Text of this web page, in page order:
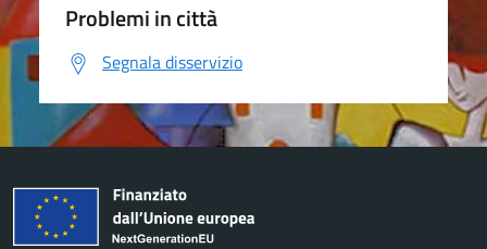
Problemi in città
Segnala disservizio